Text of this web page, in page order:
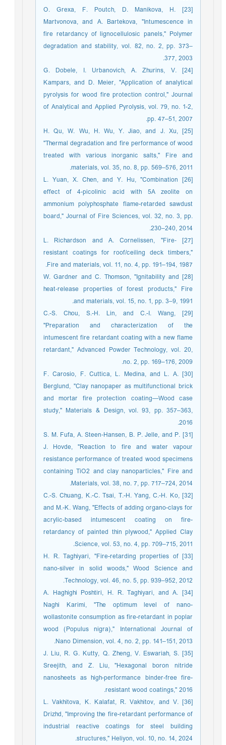
[23] O. Grexa, F. Poutch, D. Manikova, H.
Martvonova, and A. Bartekova, "Intumescence in
fire retardancy of lignocellulosic panels," Polymer
degradation and stability, vol. 82, no. 2, pp. 373–
377, 2003.
[24] G. Dobele, I. Urbanovich, A. Zhurins, V.
Kampars, and D. Meier, "Application of analytical
pyrolysis for wood fire protection control," Journal
of Analytical and Applied Pyrolysis, vol. 79, no. 1-2,
pp. 47–51, 2007.
[25] H. Qu, W. Wu, H. Wu, Y. Jiao, and J. Xu,
"Thermal degradation and fire performance of wood
treated with various inorganic salts," Fire and
materials, vol. 35, no. 8, pp. 569–576, 2011.
[26] L. Yuan, X. Chen, and Y. Hu, "Combination
effect of 4-picolinic acid with 5A zeolite on
ammonium polyphosphate flame-retarded sawdust
board," Journal of Fire Sciences, vol. 32, no. 3, pp.
230–240, 2014.
[27] L. Richardson and A. Cornelissen, "Fire‐
resistant coatings for roof/ceiling deck timbers,"
Fire and materials, vol. 11, no. 4, pp. 191–194, 1987.
[28] W. Gardner and C. Thomson, "Ignitability and
heat‐release properties of forest products," Fire
and materials, vol. 15, no. 1, pp. 3–9, 1991.
[29] C.-S. Chou, S.-H. Lin, and C.-I. Wang,
"Preparation and characterization of the
intumescent fire retardant coating with a new flame
retardant," Advanced Powder Technology, vol. 20,
no. 2, pp. 169–176, 2009.
[30] F. Carosio, F. Cuttica, L. Medina, and L. A.
Berglund, "Clay nanopaper as multifunctional brick
and mortar fire protection coating—Wood case
study," Materials & Design, vol. 93, pp. 357–363,
2016.
[31] S. M. Fufa, A. Steen‐Hansen, B. P. Jelle, and P.
J. Hovde, "Reaction to fire and water vapour
resistance performance of treated wood specimens
containing TiO2 and clay nanoparticles," Fire and
Materials, vol. 38, no. 7, pp. 717–724, 2014.
[32] C.-S. Chuang, K.-C. Tsai, T.-H. Yang, C.-H. Ko,
and M.-K. Wang, "Effects of adding organo-clays for
acrylic-based intumescent coating on fire-
retardancy of painted thin plywood," Applied Clay
Science, vol. 53, no. 4, pp. 709–715, 2011.
[33] H. R. Taghiyari, "Fire-retarding properties of
nano-silver in solid woods," Wood Science and
Technology, vol. 46, no. 5, pp. 939–952, 2012.
[34] A. Haghighi Poshtiri, H. R. Taghiyari, and A.
Naghi Karimi, "The optimum level of nano-
wollastonite consumption as fire-retardant in poplar
wood (Populus nigra)," International Journal of
Nano Dimension, vol. 4, no. 2, pp. 141–151, 2013.
[35] J. Liu, R. G. Kutty, Q. Zheng, V. Eswariah, S.
Sreejith, and Z. Liu, "Hexagonal boron nitride
nanosheets as high-performance binder-free fire-
resistant wood coatings," 2016.
[36] L. Vakhitova, K. Kalafat, R. Vakhitov, and V.
Drizhd, "Improving the fire-retardant performance of
industrial reactive coatings for steel building
structures," Heliyon, vol. 10, no. 14, 2024.